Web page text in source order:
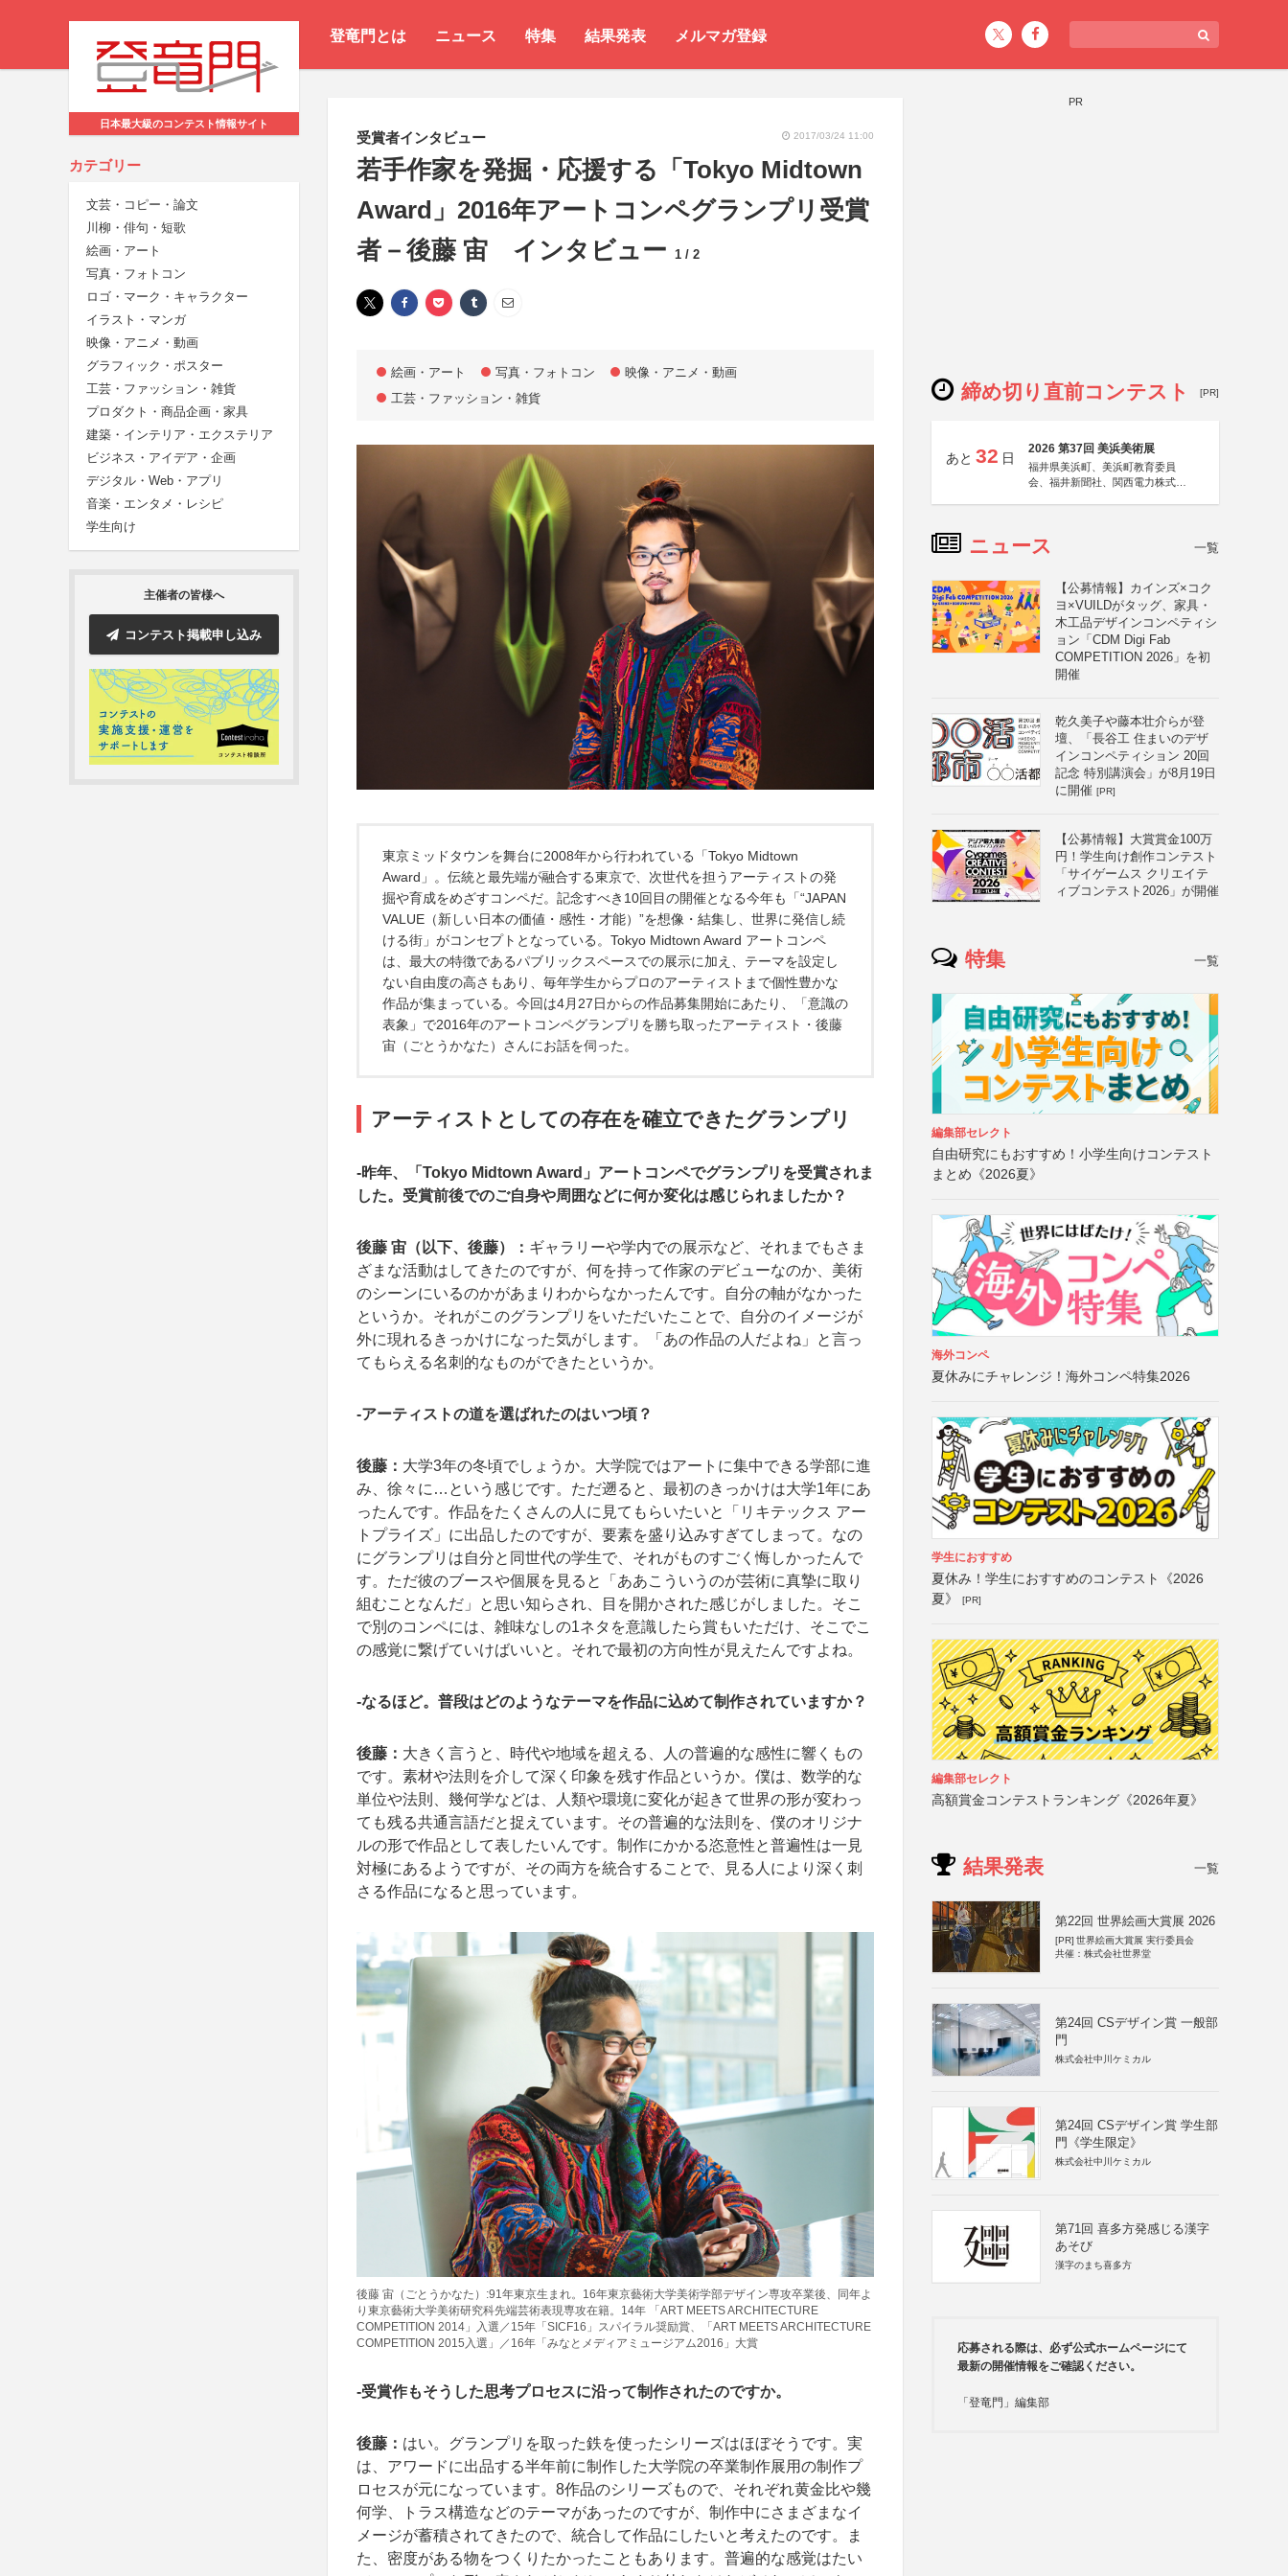
登竜門とは ニュース 特集 結果発表 メルマガ登録
日本最大級のコンテスト情報サイト
カテゴリー
文芸・コピー・論文
川柳・俳句・短歌
絵画・アート
写真・フォトコン
ロゴ・マーク・キャラクター
イラスト・マンガ
映像・アニメ・動画
グラフィック・ポスター
工芸・ファッション・雑貨
プロダクト・商品企画・家具
建築・インテリア・エクステリア
ビジネス・アイデア・企画
デジタル・Web・アプリ
音楽・エンタメ・レシピ
学生向け
主催者の皆様へ
コンテスト掲載申し込み
受賞者インタビュー 2017/03/24 11:00
若手作家を発掘・応援する「Tokyo Midtown
Award」2016年アートコンペグランプリ受賞
者－後藤 宙 インタビュー 1 / 2
絵画・アート 写真・フォトコン
映像・アニメ・動画
工芸・ファッション・雑貨
東京ミッドタウンを舞台に2008年から行われている「Tokyo Midtown
Award」。伝統と最先端が融合する東京で、次世代を担うアーティストの発
掘や育成をめざすコンペだ。記念すべき10回目の開催となる今年も「“JAPAN
VALUE（新しい日本の価値・感性・才能）”を想像・結集し、世界に発信し続
ける街」がコンセプトとなっている。Tokyo Midtown Award アートコンペ
は、最大の特徴であるパブリックスペースでの展示に加え、テーマを設定し
ない自由度の高さもあり、毎年学生からプロのアーティストまで個性豊かな
作品が集まっている。今回は4月27日からの作品募集開始にあたり、「意識の
表象」で2016年のアートコンペグランプリを勝ち取ったアーティスト・後藤
宙（ごとうかなた）さんにお話を伺った。
アーティストとしての存在を確立できたグランプリ
-昨年、「Tokyo Midtown Award」アートコンペでグランプリを受賞されま
した。受賞前後でのご自身や周囲などに何か変化は感じられましたか？
後藤 宙（以下、後藤）： ギャラリーや学内での展示など、それまでもさま
ざまな活動はしてきたのですが、何を持って作家のデビューなのか、美術
のシーンにいるのかがあまりわからなかったんです。自分の軸がなかった
というか。それがこのグランプリをいただいたことで、自分のイメージが
外に現れるきっかけになった気がします。「あの作品の人だよね」と言っ
てもらえる名刺的なものができたというか。
-アーティストの道を選ばれたのはいつ頃？
後藤： 大学3年の冬頃でしょうか。大学院ではアートに集中できる学部に進
み、徐々に…という感じです。ただ遡ると、最初のきっかけは大学1年にあ
ったんです。作品をたくさんの人に見てもらいたいと「リキテックス アー
トプライズ」に出品したのですが、要素を盛り込みすぎてしまって。なの
にグランプリは自分と同世代の学生で、それがものすごく悔しかったんで
す。ただ彼のブースや個展を見ると「ああこういうのが芸術に真摯に取り
組むことなんだ」と思い知らされ、目を開かされた感じがしました。そこ
で別のコンペには、雑味なしの1ネタを意識したら賞もいただけ、そこでこ
の感覚に繋げていけばいいと。それで最初の方向性が見えたんですよね。
-なるほど。普段はどのようなテーマを作品に込めて制作されていますか？
後藤： 大きく言うと、時代や地域を超える、人の普遍的な感性に響くもの
です。素材や法則を介して深く印象を残す作品というか。僕は、数学的な
単位や法則、幾何学などは、人類や環境に変化が起きて世界の形が変わっ
ても残る共通言語だと捉えています。その普遍的な法則を、僕のオリジナ
ルの形で作品として表したいんです。制作にかかる恣意性と普遍性は一見
対極にあるようですが、その両方を統合することで、見る人により深く刺
さる作品になると思っています。
後藤 宙（ごとうかなた）:91年東京生まれ。16年東京藝術大学美術学部デザイン専攻卒業後、同年よ
り東京藝術大学美術研究科先端芸術表現専攻在籍。14年 「ART MEETS ARCHITECTURE
COMPETITION 2014」入選／15年「SICF16」スパイラル奨励賞、「ART MEETS ARCHITECTURE
COMPETITION 2015入選」／16年「みなとメディアミュージアム2016」大賞
-受賞作もそうした思考プロセスに沿って制作されたのですか。
後藤： はい。グランプリを取った鉄を使ったシリーズはほぼそうです。実
は、アワードに出品する半年前に制作した大学院の卒業制作展用の制作プ
ロセスが元になっています。8作品のシリーズもので、それぞれ黄金比や幾
何学、トラス構造などのテーマがあったのですが、制作中にさまざまなイ
メージが蓄積されてきたので、統合して作品にしたいと考えたのです。ま
た、密度がある物をつくりたかったこともあります。普遍的な感覚はたい
PR
締め切り直前コンテスト [PR]
あと 32 日
2026 第37回 美浜美術展
福井県美浜町、美浜町教育委員
会、福井新聞社、関西電力株式会
ニュース 一覧
【公募情報】カインズ×コク
ヨ×VUILDがタッグ、家具・
木工品デザインコンペティシ
ョン「CDM Digi Fab
COMPETITION 2026」を初
開催
乾久美子や藤本壮介らが登
壇、「長谷工 住まいのデザ
インコンペティション 20回
記念 特別講演会」が8月19日
に開催 [PR]
【公募情報】大賞賞金100万
円！学生向け創作コンテスト
「サイゲームス クリエイテ
ィブコンテスト2026」が開催
特集 一覧
編集部セレクト
自由研究にもおすすめ！小学生向けコンテスト
まとめ《2026夏》
海外コンペ
夏休みにチャレンジ！海外コンペ特集2026
学生におすすめ
夏休み！学生におすすめのコンテスト《2026
夏》
[PR]
編集部セレクト
高額賞金コンテストランキング《2026年夏》
結果発表 一覧
第22回 世界絵画大賞展 2026
[PR] 世界絵画大賞展 実行委員会
共催：株式会社世界堂
第24回 CSデザイン賞 一般部
門
株式会社中川ケミカル
第24回 CSデザイン賞 学生部
門《学生限定》
株式会社中川ケミカル
第71回 喜多方発感じる漢字
あそび
漢字のまち喜多方
応募される際は、必ず公式ホームページにて
最新の開催情報をご確認ください。
「登竜門」編集部